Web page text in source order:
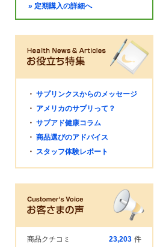
» 定期購入の詳細へ
・ サプリンクスからのメッセージ
・ アメリカのサプリって？
・ サプアド健康コラム
・ 商品選びのアドバイス
・ スタッフ体験レポート
商品クチコミ 23,203 件